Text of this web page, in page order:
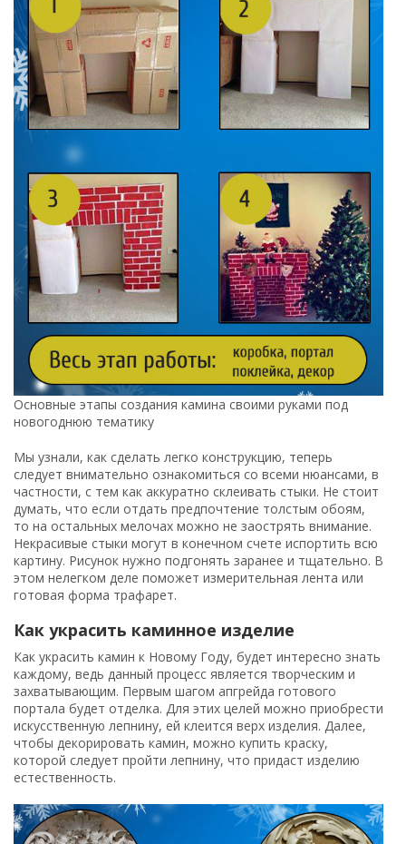
Основные этапы создания камина своими руками под
новогоднюю тематику
Мы узнали, как сделать легко конструкцию, теперь
следует внимательно ознакомиться со всеми нюансами, в
частности, с тем как аккуратно склеивать стыки. Не стоит
думать, что если отдать предпочтение толстым обоям,
то на остальных мелочах можно не заострять внимание.
Некрасивые стыки могут в конечном счете испортить всю
картину. Рисунок нужно подгонять заранее и тщательно. В
этом нелегком деле поможет измерительная лента или
готовая форма трафарет.
Как украсить каминное изделие
Как украсить камин к Новому Году, будет интересно знать
каждому, ведь данный процесс является творческим и
захватывающим. Первым шагом апгрейда готового
портала будет отделка. Для этих целей можно приобрести
искусственную лепнину, ей клеится верх изделия. Далее,
чтобы декорировать камин, можно купить краску,
которой следует пройти лепнину, что придаст изделию
естественность.